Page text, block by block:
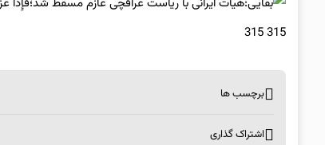
315 315
برچسب ها
اشتراک گذاری